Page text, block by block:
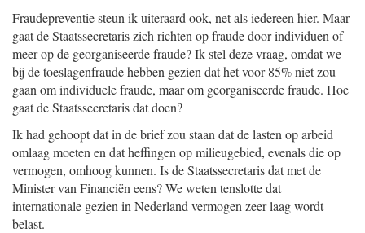
Fraudepreventie steun ik uiteraard ook, net als iedereen hier. Maar
gaat de Staatssecretaris zich richten op fraude door individuen of
meer op de georganiseerde fraude? Ik stel deze vraag, omdat we
bij de toeslagenfraude hebben gezien dat het voor 85% niet zou
gaan om individuele fraude, maar om georganiseerde fraude. Hoe
gaat de Staatssecretaris dat doen?
Ik had gehoopt dat in de brief zou staan dat de lasten op arbeid
omlaag moeten en dat heffingen op milieugebied, evenals die op
vermogen, omhoog kunnen. Is de Staatssecretaris dat met de
Minister van Financiën eens? We weten tenslotte dat
internationale gezien in Nederland vermogen zeer laag wordt
belast.